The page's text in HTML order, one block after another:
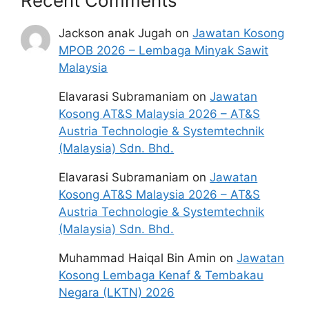
yang terdapat dalam portal
adalah sahih dan diolah dari sumber rasmi
kerajaan dan sumber yang dipercayai
untuk memudahkan proses permohonan.
Jackson anak Jugah onJawatan Kosong
MPOB 2026 – Lembaga Minyak Sawit
Malaysia
Elavarasi Subramaniam onJawatan
Kosong AT&S Malaysia 2026 – AT&S
Austria Technologie & Systemtechnik
(Malaysia) Sdn. Bhd.
Elavarasi Subramaniam onJawatan
Kosong AT&S Malaysia 2026 – AT&S
Austria Technologie & Systemtechnik
(Malaysia) Sdn. Bhd.
Muhammad Haiqal Bin Amin onJawatan
Kosong Lembaga Kenaf & Tembakau
Negara (LKTN) 2026